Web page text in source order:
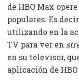
de HBO Max
populares. Es
utilizando en la
TV para ver en
en su televisor,
aplicación de